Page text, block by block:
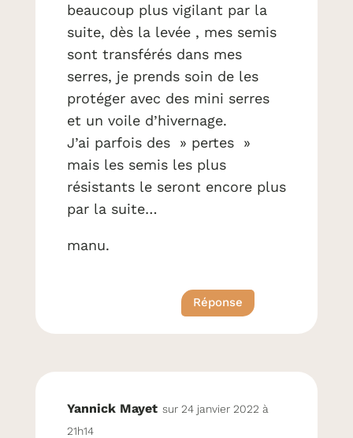
beaucoup plus vigilant par la
suite, dès la levée , mes semis
sont transférés dans mes
serres, je prends soin de les
protéger avec des mini serres
et un voile d’hivernage.
J’ai parfois des » pertes »
mais les semis les plus
résistants le seront encore plus
par la suite…
manu.
Réponse
Yannick Mayet sur 24 janvier 2022 à
21h14